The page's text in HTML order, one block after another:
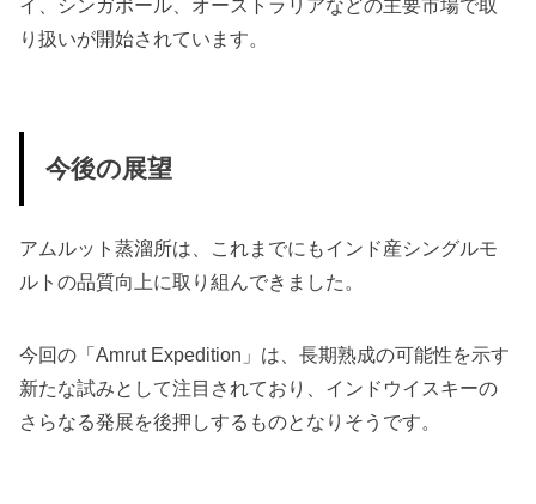
イ、シンガポール、オーストラリアなどの主要市場で取
り扱いが開始されています。
今後の展望
アムルット蒸溜所は、これまでにもインド産シングルモ
ルトの品質向上に取り組んできました。
今回の「Amrut Expedition」は、長期熟成の可能性を示す
新たな試みとして注目されており、インドウイスキーの
さらなる発展を後押しするものとなりそうです。